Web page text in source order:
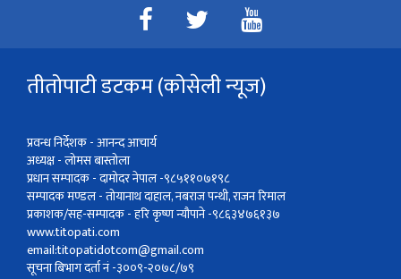
तीतोपाटी डटकम (कोसेली न्यूज)
प्रवन्ध निर्देशक - आनन्द आचार्य
अध्यक्ष - लोमस बास्तोला
प्रधान सम्पादक - दामोदर नेपाल -९८५११०७१९८
सम्पादक मण्डल - तोयानाथ दाहाल, नबराज पन्थी, राजन रिमाल
प्रकाशक/सह-सम्पादक - हरि कृष्ण न्यौपाने -९८६३४७६१३७
www.titopati.com
email:titopatidotcom@gmail.com
सूचना बिभाग दर्ता नं -३००९-२०७८/७९